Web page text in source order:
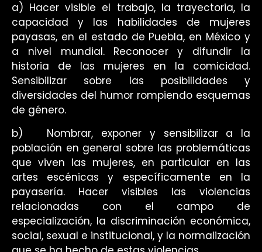
a) Hacer visible el trabajo, la trayectoria, la
capacidad y las habilidades de mujeres
payasas, en el estado de Puebla, en México y
a nivel mundial. Reconocer y difundir la
historia de las mujeres en la comicidad.
Sensibilizar sobre las posibilidades y
diversidades del humor rompiendo esquemas
de género.
b)
Nombrar, exponer y sensibilizar a la
población en general sobre las problemáticas
que viven las mujeres, en particular en las
artes escénicas y específicamente en la
payasería. Hacer visibles las violencias
relacionadas con el campo de
especialización, la discriminación económica,
social, sexual e institucional, y la normalización